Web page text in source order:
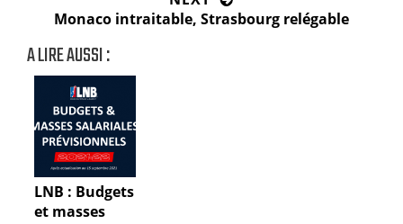
T
A
V
i
o
s
s
t
N
x
t
o
s
t
:
Monaco intraitable, Strasbourg relégable
A LIRE AUSSI :
LNB : Budgets
et masses